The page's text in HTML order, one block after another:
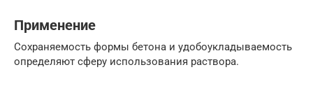
Применение
Сохраняемость формы бетона и удобоукладываемость
определяют сферу использования раствора.